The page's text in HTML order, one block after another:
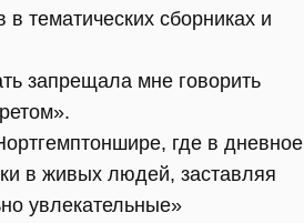
в тематических сборниках и
запрещала мне говорить
где в дневное
в живых людей, заставляя
увлекательные»